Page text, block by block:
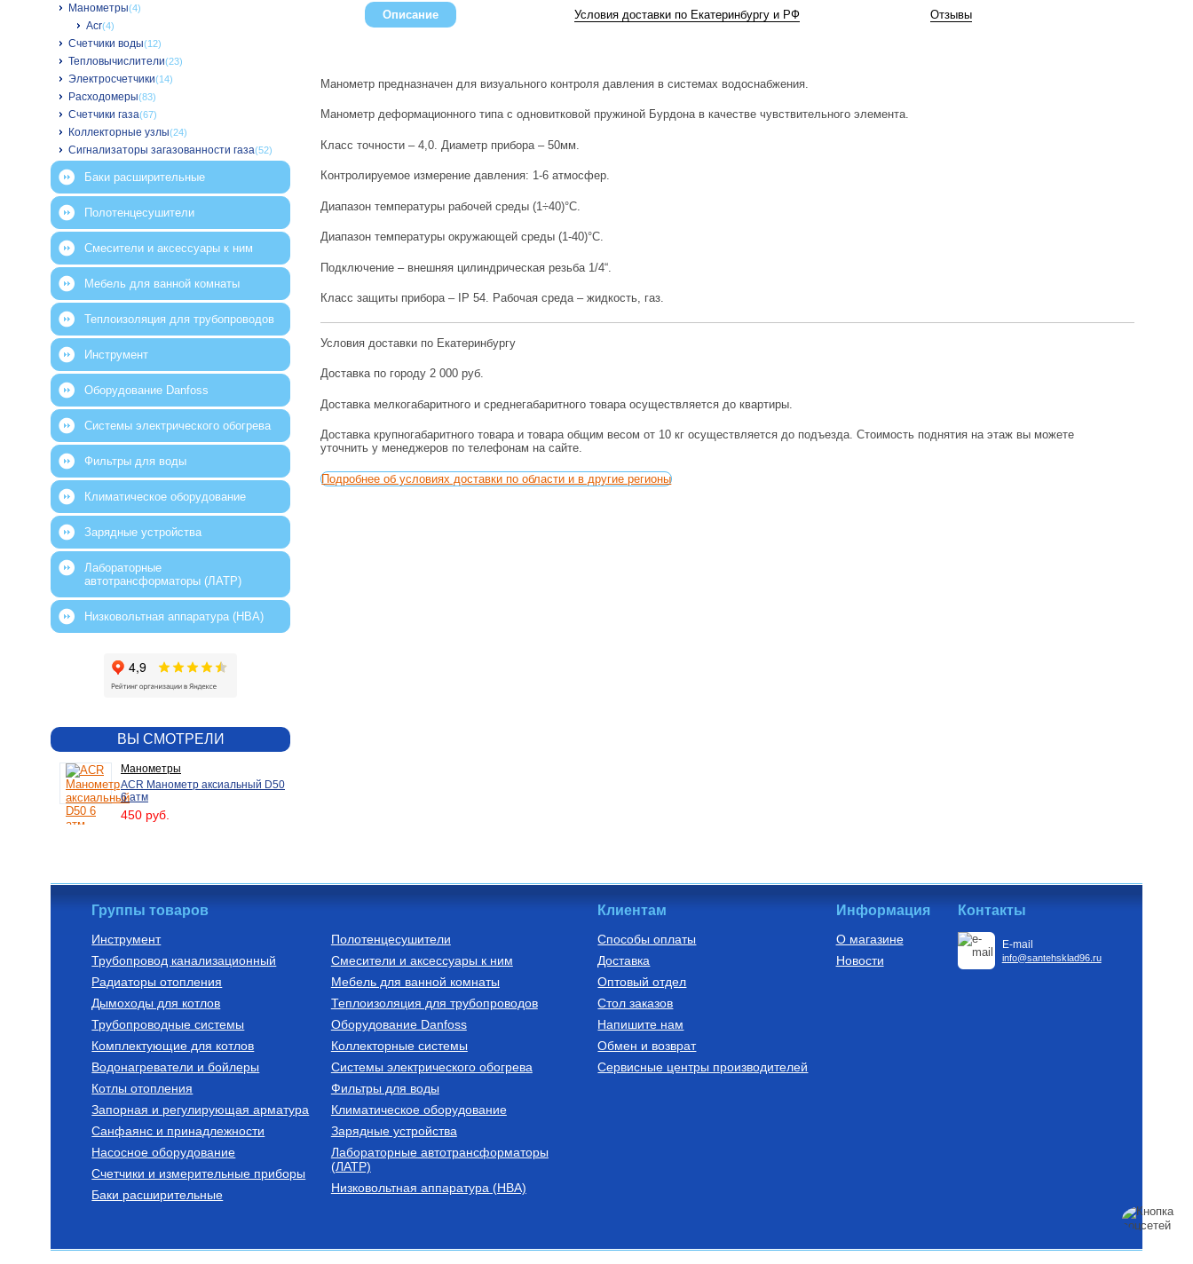
Описание Условия доставки по Екатеринбургу и РФ Отзывы
Манометр предназначен для визуального контроля давления в системах водоснабжения.
Манометр деформационного типа с одновитковой пружиной Бурдона в качестве чувствительного элемента.
Класс точности – 4,0. Диаметр прибора – 50мм.
Контролируемое измерение давления: 1-6 атмосфер.
Диапазон температуры рабочей среды (1÷40)°С.
Диапазон температуры окружающей среды (1-40)°С.
Подключение – внешняя цилиндрическая резьба 1/4“.
Класс защиты прибора – IP 54. Рабочая среда – жидкость, газ.
Условия доставки по Екатеринбургу
Доставка по городу 2 000 руб.
Доставка мелкогабаритного и среднегабаритного товара осуществляется до квартиры.
Доставка крупногабаритного товара и товара общим весом от 10 кг осуществляется до подъезда. Стоимость поднятия на этаж вы можете
уточнить у менеджеров по телефонам на сайте.
Подробнее об условиях доставки по области и в другие регионы
Манометры(4)
Acr(4)
Счетчики воды(12)
Тепловычислители(23)
Электросчетчики(14)
Расходомеры(83)
Счетчики газа(67)
Коллекторные узлы(24)
Сигнализаторы загазованности газа(52)
Баки расширительные
Полотенцесушители
Смесители и аксессуары к ним
Мебель для ванной комнаты
Теплоизоляция для трубопроводов
Инструмент
Оборудование Danfoss
Системы электрического обогрева
Фильтры для воды
Климатическое оборудование
Зарядные устройства
Лабораторные
автотрансформаторы (ЛАТР)
Низковольтная аппаратура (НВА)
ВЫ СМОТРЕЛИ
Манометры
ACR Манометр аксиальный D50
6 атм
450 руб.
Группы товаров
Инструмент
Трубопровод канализационный
Радиаторы отопления
Дымоходы для котлов
Трубопроводные системы
Комплектующие для котлов
Водонагреватели и бойлеры
Котлы отопления
Запорная и регулирующая арматура
Санфаянс и принадлежности
Насосное оборудование
Счетчики и измерительные приборы
Баки расширительные
Полотенцесушители
Смесители и аксессуары к ним
Мебель для ванной комнаты
Теплоизоляция для трубопроводов
Оборудование Danfoss
Коллекторные системы
Системы электрического обогрева
Фильтры для воды
Климатическое оборудование
Зарядные устройства
Лабораторные автотрансформаторы
(ЛАТР)
Низковольтная аппаратура (НВА)
Клиентам
Способы оплаты
Доставка
Оптовый отдел
Стол заказов
Напишите нам
Обмен и возврат
Сервисные центры производителей
Информация
О магазине
Новости
Контакты
E-mail
info@santehsklad96.ru